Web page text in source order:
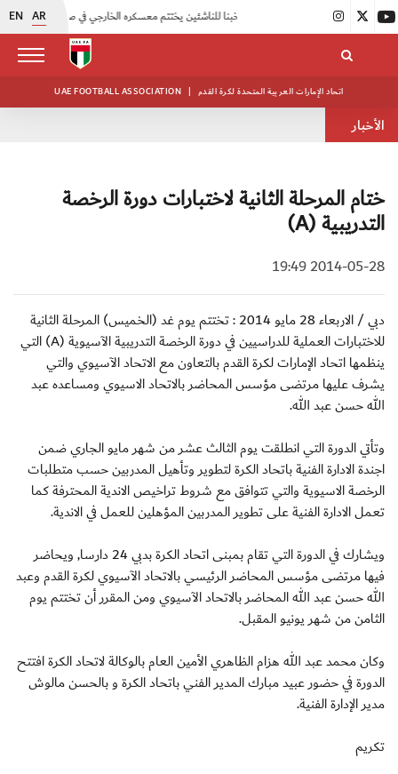
EN AR
UAE FOOTBALL ASSOCIATION | اتحاد الإمارات العربية المتحدة لكرة القدم
الأخبار
ختام المرحلة الثانية لاختبارات دورة الرخصة
التدريبية (A)
2014-05-28 19:49
دبي / الاربعاء 28 مايو 2014 : تختتم يوم غد (الخميس) المرحلة الثانية
للاختبارات العملية للدراسيين في دورة الرخصة التدريبية الآسيوية (A) التي
ينظمها اتحاد الإمارات لكرة القدم بالتعاون مع الاتحاد الآسيوي والتي
يشرف عليها مرتضى مؤسس المحاضر بالاتحاد الاسيوي ومساعده عبد
الله حسن عبد الله.
وتأتي الدورة التي انطلقت يوم الثالث عشر من شهر مايو الجاري ضمن
اجندة الادارة الفنية باتحاد الكرة لتطوير وتأهيل المدربين حسب متطلبات
الرخصة الاسيوية والتي تتوافق مع شروط تراخيص الاندية المحترفة كما
تعمل الادارة الفنية على تطوير المدربين المؤهلين للعمل في الاندية.
ويشارك في الدورة التي تقام بمبنى اتحاد الكرة بدبي 24 دارسا, ويحاضر
فيها مرتضى مؤسس المحاضر الرئيسي بالاتحاد الآسيوي لكرة القدم وعبد
الله حسن عبد الله المحاضر بالاتحاد الآسيوي ومن المقرر أن تختتم يوم
الثامن من شهر يونيو المقبل.
وكان محمد عبد الله هزام الظاهري الأمين العام بالوكالة لاتحاد الكرة افتتح
الدورة في حضور عبيد مبارك المدير الفني باتحاد الكرة و بالحسن مالوش
مدير الإدارة الفنية.
تكريم